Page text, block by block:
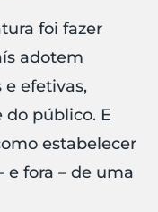
foi fazer
adotem
efetivas,
público. E
estabelecer
e fora – de uma